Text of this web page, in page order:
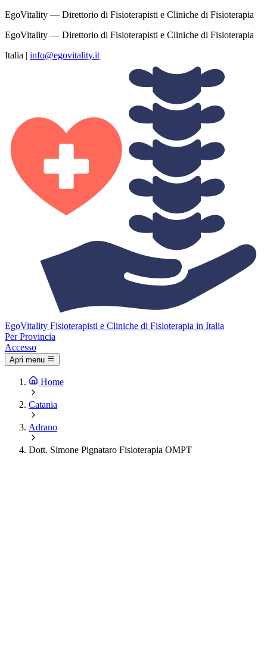
EgoVitality — Direttorio di Fisioterapisti e Cliniche di Fisioterapia
EgoVitality — Direttorio di Fisioterapisti e Cliniche di Fisioterapia
Italia | info@egovitality.it
EgoVitality Fisioterapisti e Cliniche di Fisioterapia in Italia
Per Provincia
Accesso
Apri menu
Home
Catania
Adrano
Dott. Simone Pignataro Fisioterapia OMPT